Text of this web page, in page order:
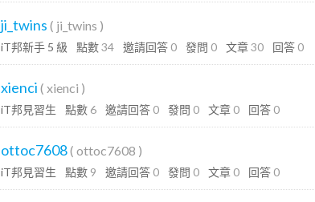
ji_twins ( ji_twins )
iT邦新手 5 級 點數34 邀請回答 0 發問 0 文章30 回答 0
xienci ( xienci )
iT邦見習生 點數 6 邀請回答 0 發問 0 文章 0 回答 0
ottoc7608( ottoc7608 )
iT邦見習生 點數 9 邀請回答 0 發問 0 文章 0 回答 0